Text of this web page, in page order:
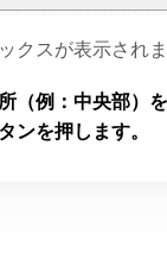
クスが表示されま
（例：中央部）
ンを押します。